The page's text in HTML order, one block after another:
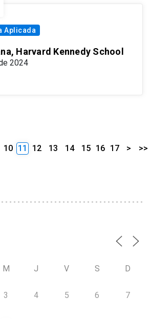
Aplicada
Harvard Kennedy School
2024
10 11 12 13 14 15 16 17 > >>
M J V S D
3 4 5 6 7